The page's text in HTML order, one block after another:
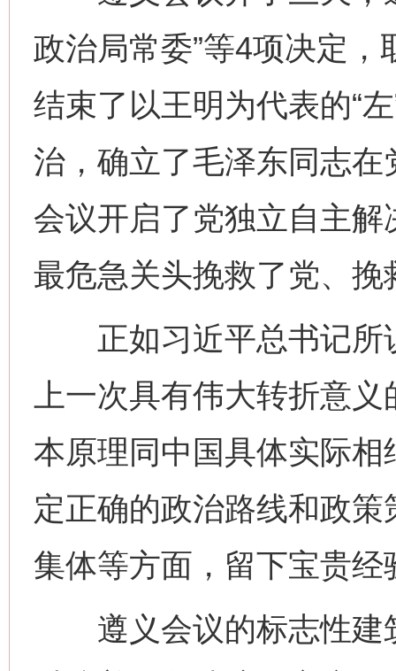
政治局常委”等4项决定
结束了以王明为代表的“
治，确立了毛泽东同志
会议开启了党独立自主
最危急关头挽救了党、
正如习近平总书记所
上一次具有伟大转折意
本原理同中国具体实际
定正确的政治路线和政
集体等方面，留下宝贵经
遵义会议的标志性建